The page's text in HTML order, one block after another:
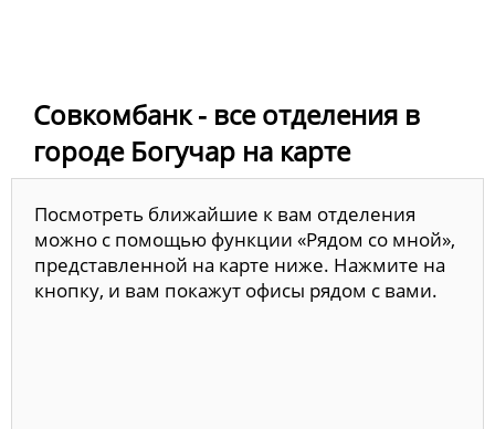
Совкомбанк - все отделения в
городе Богучар на карте
Посмотреть ближайшие к вам отделения
можно с помощью функции «Рядом со мной»,
представленной на карте ниже. Нажмите на
кнопку, и вам покажут офисы рядом с вами.